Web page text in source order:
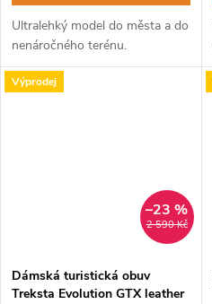
Ultralehký model do města a do
nenáročného terénu.
Výprodej
2 590 Kč
–23 %
Dámská turistická obuv
Treksta Evolution GTX leather